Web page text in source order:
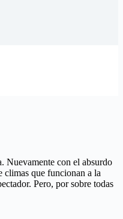
Nuevamente con el absurdo
climas que funcionan a la
Pero, por sobre todas